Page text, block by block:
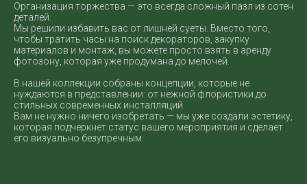
Организация торжества — это всегда сложный пазл из сотен
деталей.
Мы решили избавить вас от лишней суеты. Вместо того,
чтобы тратить часы на поиск декораторов, закупку
материалов и монтаж, вы можете просто взять в аренду
фотозону, которая уже продумана до мелочей.
В нашей коллекции собраны концепции, которые не
нуждаются в представлении: от нежной флористики до
стильных современных инсталляций.
Вам не нужно ничего изобретать — мы уже создали эстетику,
которая подчеркнет статус вашего мероприятия и сделает
его визуально безупречным.